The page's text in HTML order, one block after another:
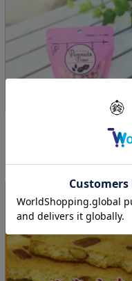
ピーナッツタイム 〈いちごみる
価格:367円(
4.5